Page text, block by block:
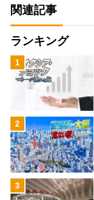
関連記事
ランキング
1
2
3